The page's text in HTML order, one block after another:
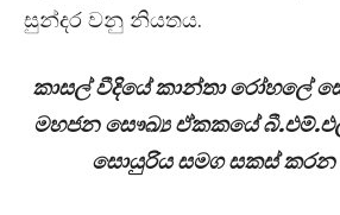
සුන්දර වනු නියතය.
කාසල් වීදියේ කාන්තා රෝහලේ
මහජන සෞඛ්‍ය ඒකකයේ
සොයුරිය සමග සකස් කරන